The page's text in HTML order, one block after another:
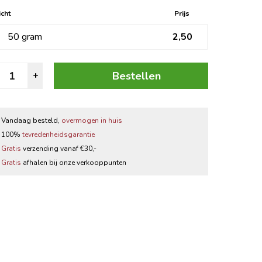
Prijs
50 gram 2,50
Stroganoff
Kruiden
+ Bestellen
Vandaag besteld, overmogen in huis
100%tevredenheidsgarantie
Gratis verzending vanaf €30,-
Gratis afhalen bij onze verkooppunten